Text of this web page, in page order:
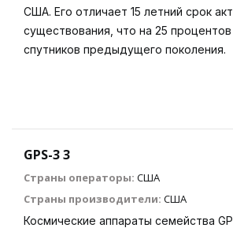
США. Его отличает 15 летний срок
существования, что на 25
спутников предыдущего поколения.
GPS-3 3
Страны операторы: США
Страны производители: США
Космические аппараты семейства